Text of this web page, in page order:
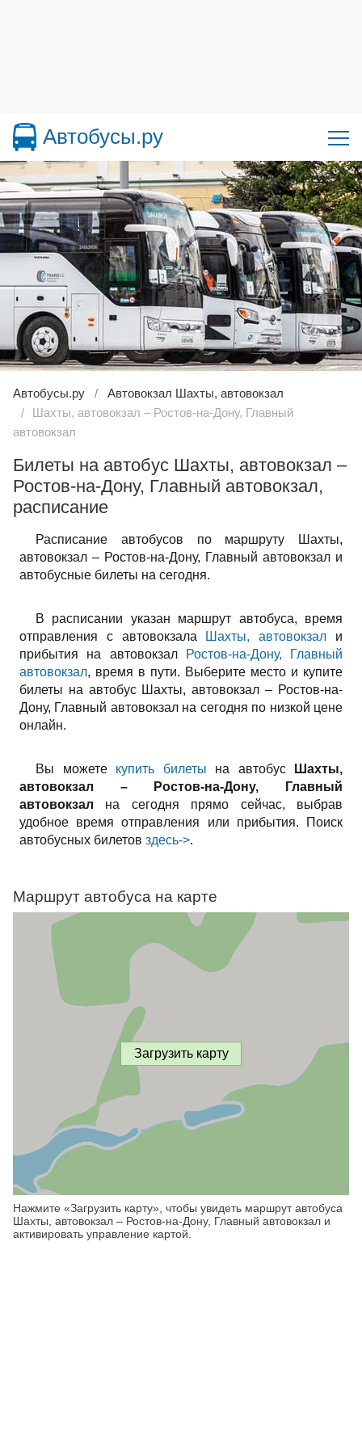
Автобусы.ру
Автобусы.ру
Автовокзал Шахты, автовокзал
Шахты, автовокзал – Ростов-на-Дону, Главный
автовокзал
Билеты на автобус Шахты, автовокзал –
Ростов-на-Дону, Главный автовокзал,
расписание
Расписание автобусов по маршруту Шахты,
автовокзал – Ростов-на-Дону, Главный автовокзал и
автобусные билеты на сегодня.
В расписании указан маршрут автобуса, время
отправления с автовокзала
Шахты, автовокзал и
прибытия на автовокзал
Ростов-на-Дону, Главный
автовокзал, время в пути. Выберите место и купите
билеты на автобус Шахты, автовокзал – Ростов-на-
Дону, Главный автовокзал на сегодня по низкой цене
онлайн.
Вы можете купить билеты на автобус
Шахты,
автовокзал – Ростов-на-Дону, Главный
автовокзал на сегодня прямо сейчас, выбрав
удобное время отправления или прибытия. Поиск
автобусных билетов здесь->.
Маршрут автобуса на карте
Загрузить карту
Нажмите «Загрузить карту», чтобы увидеть маршрут автобуса
Шахты, автовокзал – Ростов-на-Дону, Главный автовокзал и
активировать управление картой.